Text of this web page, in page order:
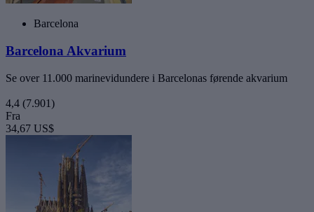
Barcelona
Barcelona Akvarium
Se over 11.000 marinevidundere i Barcelonas førende akvarium
4,4 (7.901)
Fra
34,67 US$